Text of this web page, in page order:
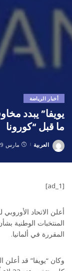
أخبار الرياضة
ما قبل “كورونا
Posted
العربية مارس 29, 2024
[ad_1]
أعلن الاتحاد
المقررة في ألمانيا.
وكان “يويفا” قد أعلن